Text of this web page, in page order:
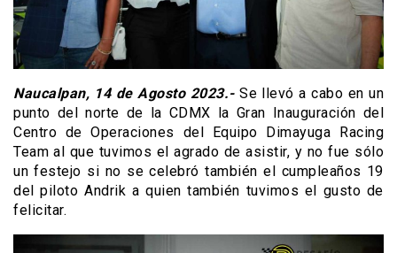
Naucalpan, 14 de Agosto 2023.-Se llevó a cabo en un
punto del norte de la CDMX la Gran Inauguración del
Centro de Operaciones del Equipo Dimayuga Racing
Team al que tuvimos el agrado de asistir, y no fue sólo
un festejo si no se celebró también el cumpleaños 19
del piloto Andrik a quien también tuvimos el gusto de
felicitar.